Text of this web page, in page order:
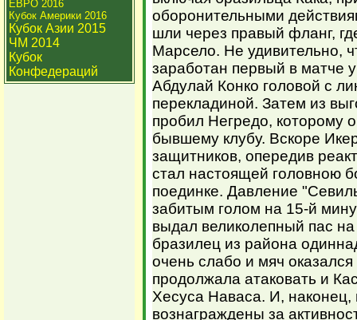
ЕВРО 2016
Кубок Америки 2016
Кубок Азии 2015
ЧМ 2014
Кубок
Конфедераций
оборонительными
шли через правый фланг,
Марсело. Не удивительно,
заработан первый в матче
Абдулай Конко головой с
перекладиной. Затем из
пробил Негредо, которому
бывшему клубу. Вскоре
защитников, опередив
стал настоящей головною
поединке. Давление
забитым голом на 15-й
выдал великолепный пас
бразилец из района
очень слабо и мяч
продолжала атаковать и
Хесуса Наваса. И,
вознаграждены за